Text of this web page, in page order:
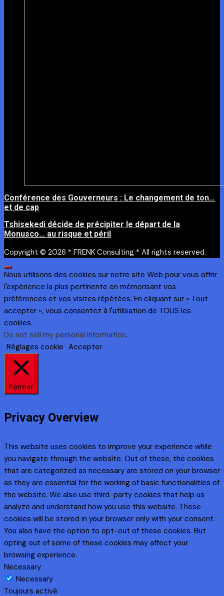
Conférence des Gouverneurs : Le changement de ton…
et de cap
Tshisekedi décide de précipiter le départ de la
Monusco… au risque et péril
Copyright © 2026 * FRENK Consulting * All rights reserved.
Nous utilisons des cookies sur notre site Web pour vous offrir
l'expérience la plus pertinente en mémorisant vos
préférences et vos visites répétées. En cliquant sur « Tout
accepter », vous consentez à l'utilisation de TOUS les
cookies.
Do not sell my personal information.
Réglages cookie Accepter
Fermer
Privacy Overview
This website uses cookies to improve your experience while
you navigate through the website. Out of these, the cookies
that are categorized as necessary are stored on your browser
as they are essential for the working of basic functionalities of
the website. We also use third-party cookies that help us
analyze and understand how you use this website. These
cookies will be stored in your browser only with your consent.
You also have the option to opt-out of these cookies. But
opting out of some of these cookies may affect your
browsing experience.
Necessary
Necessary
Toujours activé